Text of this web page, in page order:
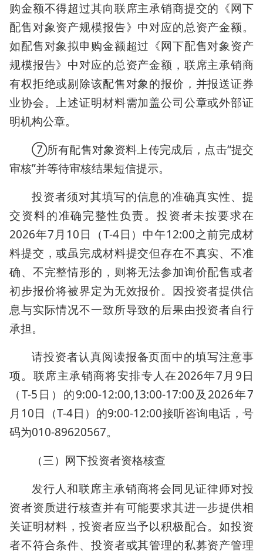
购金额不得超过其向联席主承销商提交的《网下
配售对象资产规模报告》中对应的总资产金额。
如配售对象拟申购金额超过《网下配售对象资产
规模报告》中对应的总资产金额，联席主承销商
有权拒绝或剔除该配售对象的报价，并报送证券
业协会。上述证明材料需加盖公司公章或外部证
明机构公章。
⑦所有配售对象资料上传完成后，点击“提交
审核”并等待审核结果短信提示。
投资者须对其填写的信息的准确真实性、提
交资料的准确完整性负责。投资者未按要求在
2026年7月10日（T-4日）中午12:00之前完成材
料提交，或虽完成材料提交但存在不真实、不准
确、不完整情形的，则将无法参加询价配售或者
初步报价将被界定为无效报价。因投资者提供信
息与实际情况不一致所导致的后果由投资者自行
承担。
请投资者认真阅读报备页面中的填写注意事
项。联席主承销商将安排专人在2026年7月9日
（T-5日）的9:00-12:00,13:00-17:00及2026年7
月10日（T-4日）的9:00-12:00接听咨询电话，号
码为010-89620567。
（三）网下投资者资格核查
发行人和联席主承销商将会同见证律师对投
资者资质进行核查并有可能要求其进一步提供相
关证明材料，投资者应当予以积极配合。如投资
者不符合条件、投资者或其管理的私募资产管理